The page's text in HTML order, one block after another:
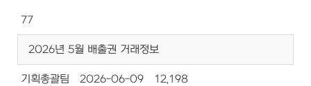
77
2026년 5월 배출권 거래정보
기획총괄팀 2026-06-09 12,198